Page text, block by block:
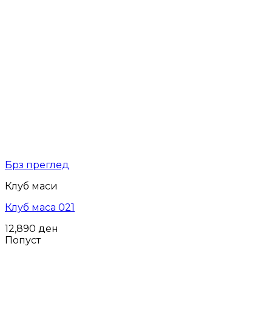
Брз преглед
Клуб маси
Клуб маса 021
12,890 ден
Попуст